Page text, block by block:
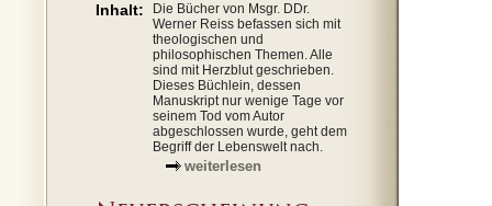
Inhalt:
Die Bücher von Msgr. DDr.
Werner Reiss befassen sich mit
theologischen und
philosophischen Themen. Alle
sind mit Herzblut geschrieben.
Dieses Büchlein, dessen
Manuskript nur wenige Tage vor
seinem Tod vom Autor
abgeschlossen wurde, geht dem
Begriff der Lebenswelt nach.
weiterlesen